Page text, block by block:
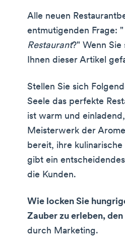
Alle neuen
entmutigenden Frage:
Restaurant?" Wenn
Ihnen dieser Artikel
Stellen Sie sich
Seele das perfekte
ist warm und
Meisterwerk der
bereit, ihre
gibt ein
die Kunden.
Wie locken Sie
Zauber zu erleben,
durch Marketing.